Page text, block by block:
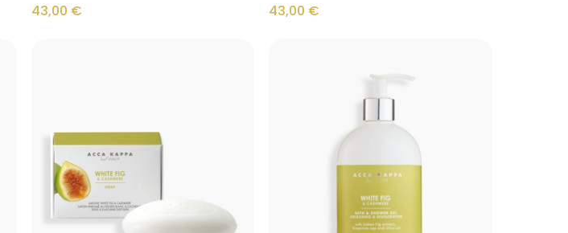
43,00 €
43,00 €